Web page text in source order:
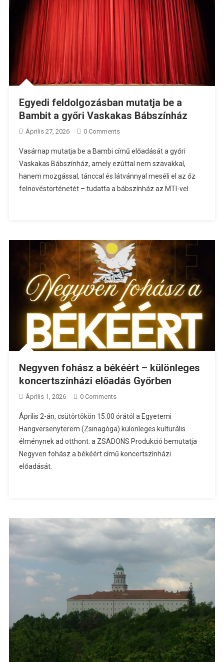
Egyedi feldolgozásban mutatja be a
Bambit a győri Vaskakas Bábszínház
Április 27, 2026 0 Comments
Vasárnap mutatja be a Bambi című előadását a győri
Vaskakas Bábszínház, amely ezúttal nem szavakkal,
hanem mozgással, tánccal és látvánnyal meséli el az őz
felnövéstörténetét – tudatta a bábszínház az MTI-vel.
Negyven fohász a békéért – különleges
koncertszínházi előadás Győrben
Április 1, 2026 0 Comments
Április 2-án, csütörtökön 15:00 órától a Egyetemi
Hangversenyterem (Zsinagóga) különleges kulturális
élménynek ad otthont: a ZSADONS Produkció bemutatja
Negyven fohász a békéért című koncertszínházi
előadását.